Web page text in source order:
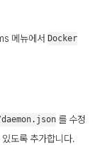
메뉴에서 Docker
를 수정
도록 추가합니다.